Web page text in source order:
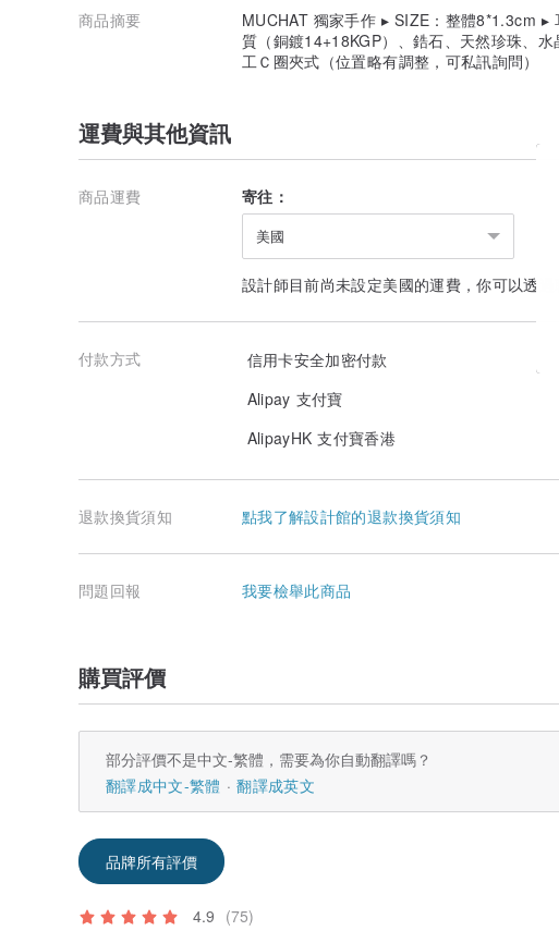
商品摘要
MUCHAT 獨家手作 ▸ SIZE：整體8*1.3cm ▸
質（銅鍍14+18KGP）、鋯石、天然珍珠、
工Ｃ圈夾式（位置略有調整，可私訊詢問）
運費與其他資訊
商品運費 寄往：
美國
設計師目前尚未設定美國的運費，你可以透過
付款方式
信用卡安全加密付款
Alipay 支付寶
AlipayHK 支付寶香港
退款換貨須知 點我了解設計館的退款換貨須知
問題回報 我要檢舉此商品
購買評價
部分評價不是中文-繁體，需要為你自動翻譯嗎？
翻譯成中文-繁體
翻譯成英文
品牌所有評價
4.9 (75)